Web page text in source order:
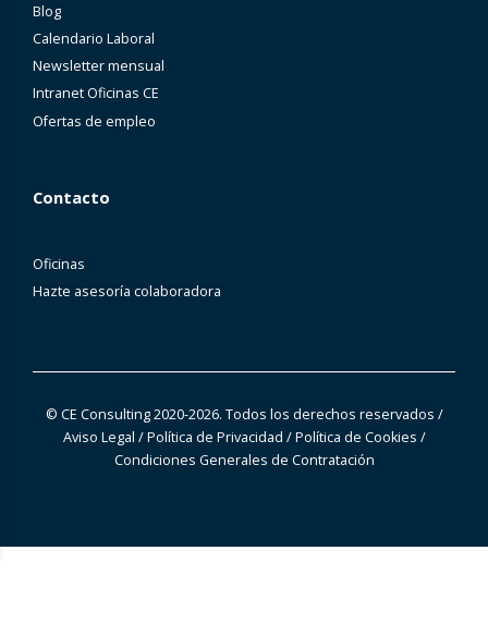
Blog
Calendario Laboral
Newsletter mensual
Intranet Oficinas CE
Ofertas de empleo
Contacto
Oficinas
Hazte asesoría colaboradora
© CE Consulting 2020-2026. Todos los derechos reservados /
Aviso Legal /Política de Privacidad /Política de Cookies /
Condiciones Generales de Contratación